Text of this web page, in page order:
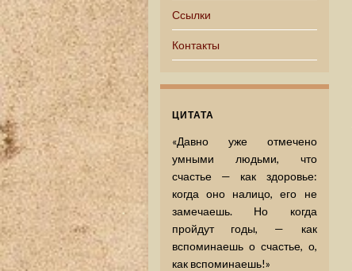
Ссылки
Контакты
ЦИТАТА
«Давно уже отмечено
умными людьми, что
счастье — как здоровье:
когда оно налицо, его не
замечаешь. Но когда
пройдут годы, — как
вспоминаешь о счастье, о,
как вспоминаешь!»